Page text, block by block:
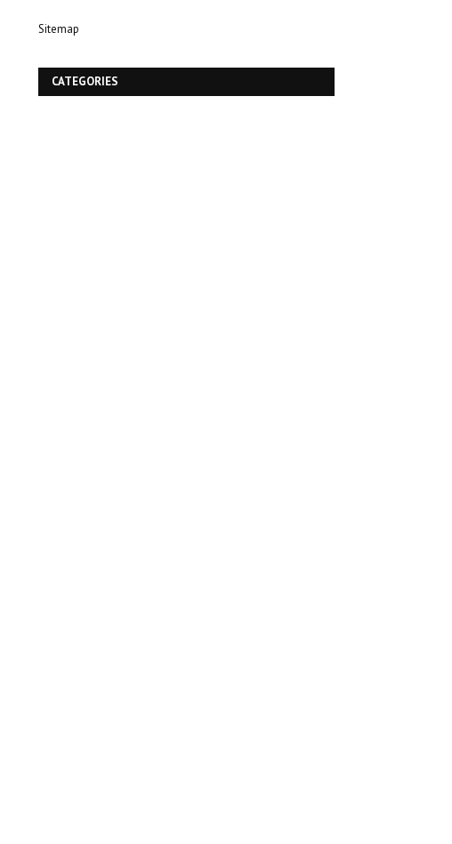
Sitemap
CATEGORIES